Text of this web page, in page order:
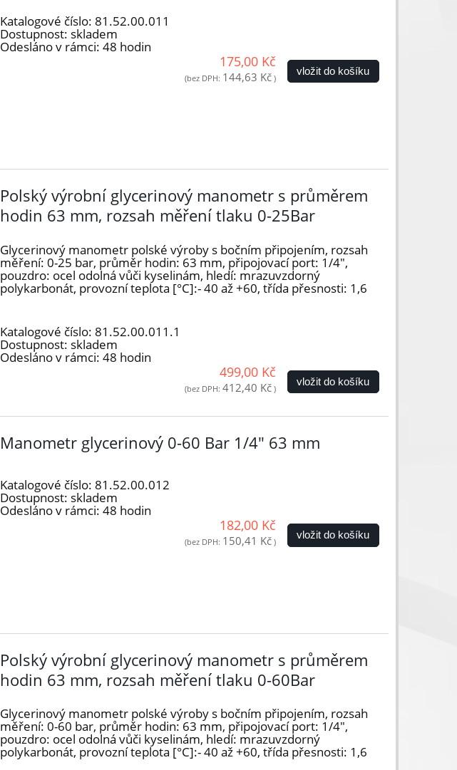
Katalogové číslo: 81.52.00.011
Dostupnost: skladem
Odesláno v rámci: 48 hodin
175,00 Kč
(bez DPH: 144,63 Kč)
vložit do košíku
Polský výrobní glycerinový manometr s průměrem
hodin 63 mm, rozsah měření tlaku 0-25Bar
Glycerinový manometr polské výroby s bočním připojením, rozsah
měření: 0-25 bar, průměr hodin: 63 mm, připojovací port: 1/4",
pouzdro: ocel odolná vůči kyselinám, hledí: mrazuvzdorný
polykarbonát, provozní teplota [°C]:- 40 až +60, třída přesnosti: 1,6
Katalogové číslo: 81.52.00.011.1
Dostupnost: skladem
Odesláno v rámci: 48 hodin
499,00 Kč
(bez DPH: 412,40 Kč)
vložit do košíku
Manometr glycerinový 0-60 Bar 1/4" 63 mm
Katalogové číslo: 81.52.00.012
Dostupnost: skladem
Odesláno v rámci: 48 hodin
182,00 Kč
(bez DPH: 150,41 Kč)
vložit do košíku
Polský výrobní glycerinový manometr s průměrem
hodin 63 mm, rozsah měření tlaku 0-60Bar
Glycerinový manometr polské výroby s bočním připojením, rozsah
měření: 0-60 bar, průměr hodin: 63 mm, připojovací port: 1/4",
pouzdro: ocel odolná vůči kyselinám, hledí: mrazuvzdorný
polykarbonát, provozní teplota [°C]:- 40 až +60, třída přesnosti: 1,6